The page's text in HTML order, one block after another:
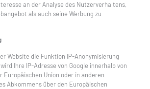
an der Analyse des Nutzerverhaltens,
als auch seine Werbung zu
Website die Funktion IP-Anonymisierung
Ihre IP-Adresse von Google innerhalb von
Europäischen Union oder in anderen
Abkommens über den Europäischen